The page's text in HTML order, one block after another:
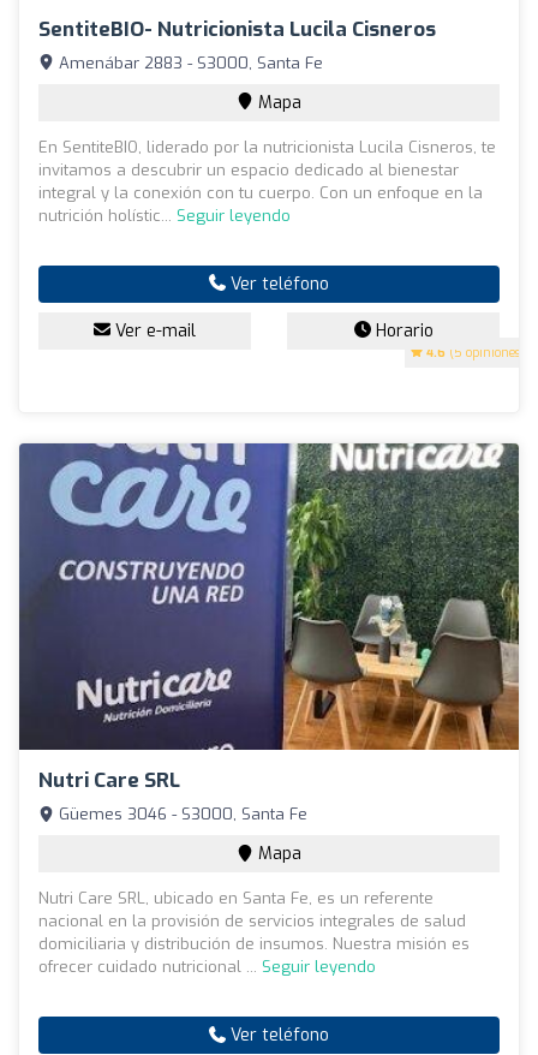
SentiteBIO- Nutricionista Lucila Cisneros
4.6 (5 opiniones)
Amenábar 2883 - S3000, Santa Fe
Mapa
En SentiteBIO, liderado por la nutricionista Lucila Cisneros, te
invitamos a descubrir un espacio dedicado al bienestar
integral y la conexión con tu cuerpo. Con un enfoque en la
nutrición holístic... Seguir leyendo
Ver teléfono
Ver e-mail Horario
Nutri Care SRL
Güemes 3046 - S3000, Santa Fe
Mapa
Nutri Care SRL, ubicado en Santa Fe, es un referente
nacional en la provisión de servicios integrales de salud
domiciliaria y distribución de insumos. Nuestra misión es
ofrecer cuidado nutricional ... Seguir leyendo
Ver teléfono